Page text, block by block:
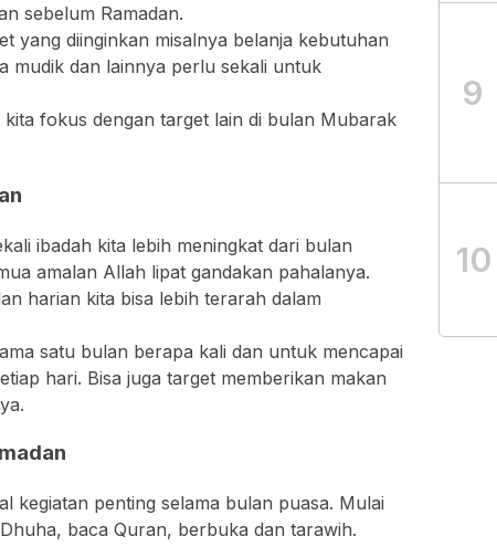
sebelum Ramadan.
yang diinginkan misalnya belanja kebutuhan
mudik dan lainnya perlu sekali untuk
fokus dengan target lain di bulan Mubarak
ibadah kita lebih meningkat dari bulan
amalan Allah lipat gandakan pahalanya.
harian kita bisa lebih terarah dalam
satu bulan berapa kali dan untuk mencapai
hari. Bisa juga target memberikan makan
kegiatan penting selama bulan puasa. Mulai
baca Quran, berbuka dan tarawih.
9
10